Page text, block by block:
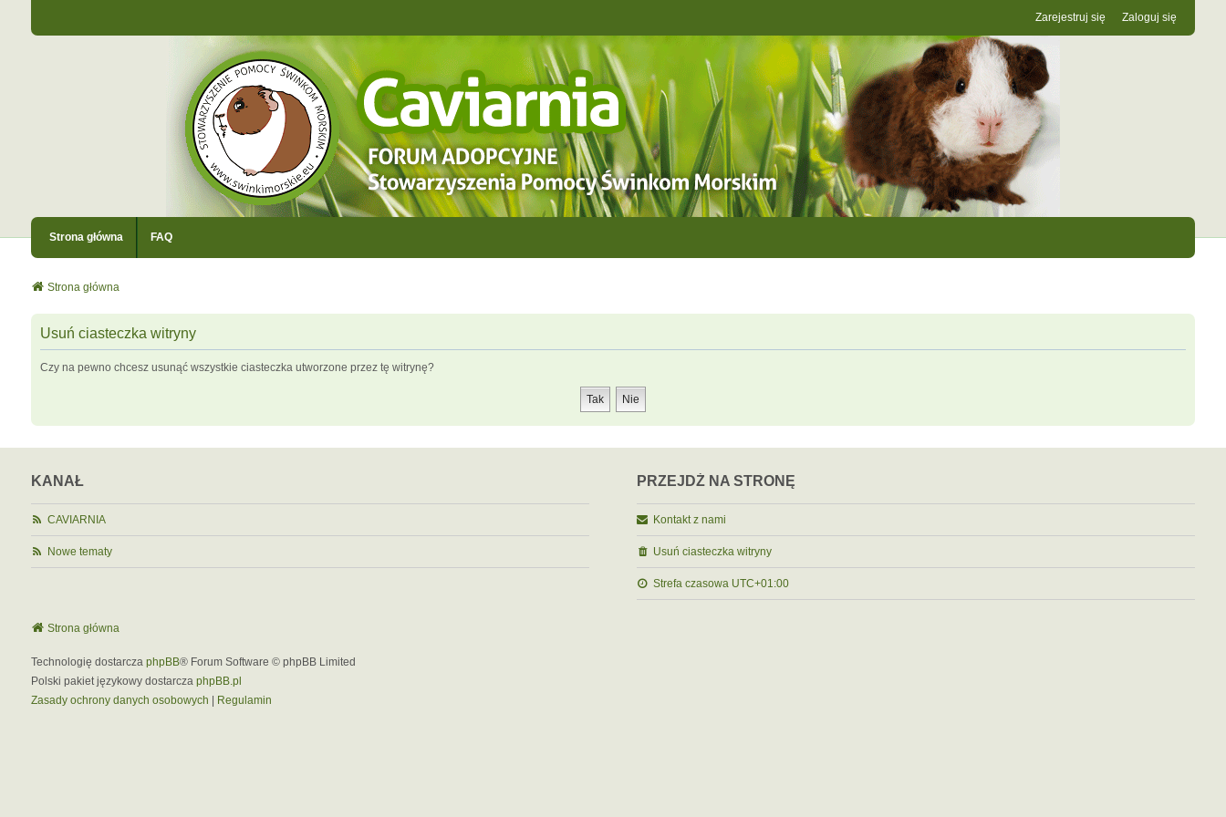
Zaloguj się
Zarejestruj się
Strona główna FAQ
Strona główna
Usuń ciasteczka witryny
Czy na pewno chcesz usunąć wszystkie ciasteczka utworzone przez tę witrynę?
KANAŁ
CAVIARNIA
Nowe tematy
PRZEJDŹ NA STRONĘ
Kontakt z nami
Usuń ciasteczka witryny
Strefa czasowa UTC+01:00
Strona główna
Technologię dostarcza phpBB® Forum Software © phpBB Limited
Polski pakiet językowy dostarcza phpBB.pl
Zasady ochrony danych osobowych
Regulamin